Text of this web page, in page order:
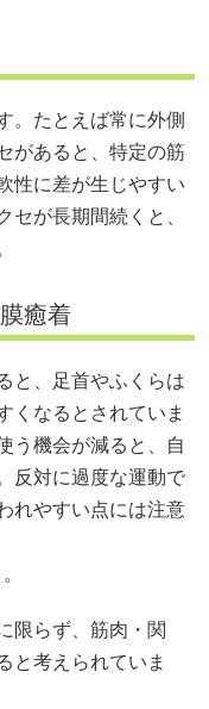
。たとえば常に外側
があると、特定の筋
性に差が生じやすい
セが長期間続くと、
癒着
と、足首やふくらは
くなるとされていま
う機会が減ると、自
反対に過度な運動で
れやすい点には注意
限らず、筋肉・関
と考えられていま